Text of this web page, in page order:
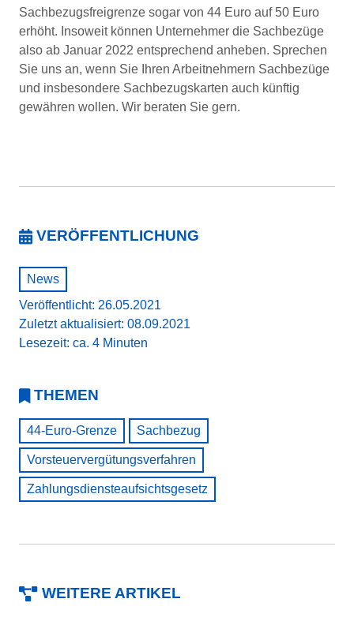
Sachbezugsfreigrenze sogar von 44 Euro auf 50 Euro
erhöht. Insoweit können Unternehmer die Sachbezüge
also ab Januar 2022 entsprechend anheben. Sprechen
Sie uns an, wenn Sie Ihren Arbeitnehmern Sachbezüge
und insbesondere Sachbezugskarten auch künftig
gewähren wollen. Wir beraten Sie gern.
VERÖFFENTLICHUNG
News
Veröffentlicht: 26.05.2021
Zuletzt aktualisiert: 08.09.2021
Lesezeit: ca. 4 Minuten
THEMEN
44-Euro-Grenze Sachbezug
Vorsteuervergütungsverfahren
Zahlungsdiensteaufsichtsgesetz
WEITERE ARTIKEL